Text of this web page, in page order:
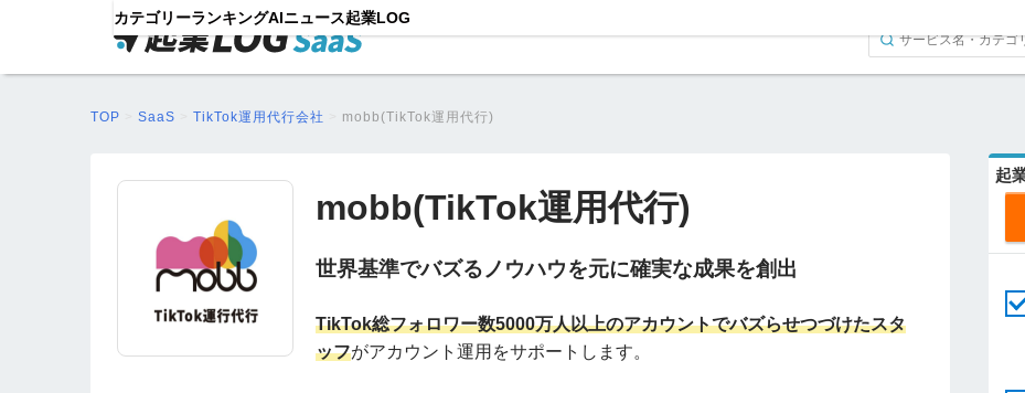
カテゴリーランキングAIニュース起業LOG
TOP SaaS TikTok運用代行会社 mobb(TikTok運用代行)
mobb(TikTok運用代行)
世界基準でバズるノウハウを元に確実な成果を創出
TikTok総フォロワー数5000万人以上のアカウントでバズらせつづけたスタ
ッフがアカウント運用をサポートします。
起